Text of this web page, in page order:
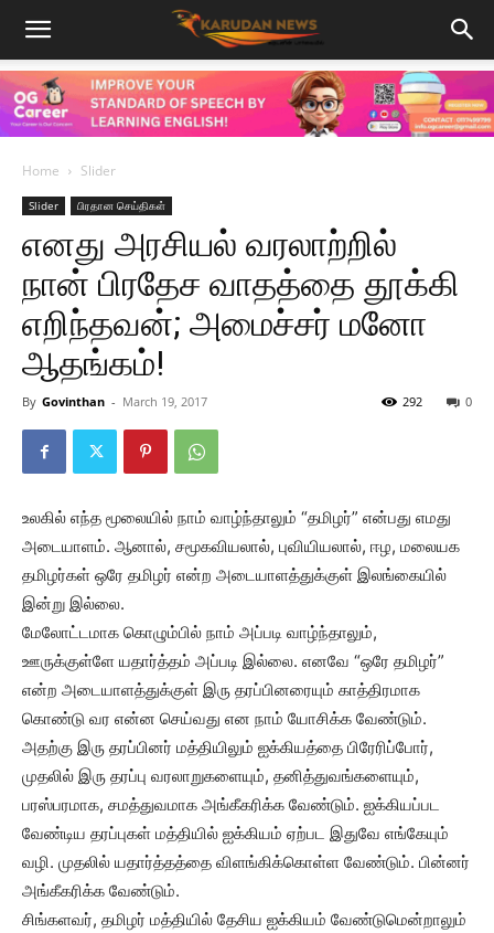
Home Slider
Slider பிரதான செய்திகள்
எனது அரசியல் வரலாற்றில்
நான் பிரதேச வாதத்தை தூக்கி
எறிந்தவன்; அமைச்சர் மனோ
ஆதங்கம்!
By Govinthan - March 19, 2017 0
292
உலகில் எந்த மூலையில் நாம் வாழ்ந்தாலும் “தமிழர்” என்பது எமது
அடையாளம். ஆனால், சமூகவியலால், புவியியலால், ஈழ, மலையக
தமிழர்கள் ஒரே தமிழர் என்ற அடையாளத்துக்குள் இலங்கையில்
இன்று இல்லை.
மேலோட்டமாக கொழும்பில் நாம் அப்படி வாழ்ந்தாலும்,
ஊருக்குள்ளே யதார்த்தம் அப்படி இல்லை. எனவே “ஒரே தமிழர்”
என்ற அடையாளத்துக்குள் இரு தரப்பினரையும் காத்திரமாக
கொண்டு வர என்ன செய்வது என நாம் யோசிக்க வேண்டும்.
அதற்கு இரு தரப்பினர் மத்தியிலும் ஐக்கியத்தை பிரேரிப்போர்,
முதலில் இரு தரப்பு வரலாறுகளையும், தனித்துவங்களையும்,
பரஸ்பரமாக, சமத்துவமாக அங்கீகரிக்க வேண்டும். ஐக்கியப்பட
வேண்டிய தரப்புகள் மத்தியில் ஐக்கியம் ஏற்பட இதுவே எங்கேயும்
வழி. முதலில் யதார்த்தத்தை விளங்கிக்கொள்ள வேண்டும். பின்னர்
அங்கீகரிக்க வேண்டும்.
சிங்களவர், தமிழர் மத்தியில் தேசிய ஐக்கியம் வேண்டுமென்றாலும்